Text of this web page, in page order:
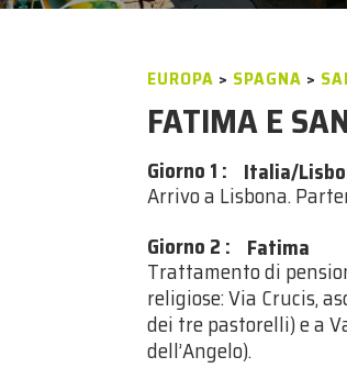
EUROPA > SPAGNA >
FATIMA E
Giorno 1 : Italia/
Arrivo a Lisbona.
Giorno 2 : Fatima
Trattamento di
religiose: Via Crucis,
dei tre pastorelli) e a
dell’Angelo).